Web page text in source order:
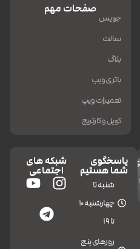
صفحات مهم
جویس
سالت
بلاگ
باتری ویپ
تعمیرات ویپ
کویل و کارتریج
پاسخگوی
شما هستیم
شنبه تا
چهارشنبه 10
تا 19
روزهای پنج
شبکه های
اجتماعی